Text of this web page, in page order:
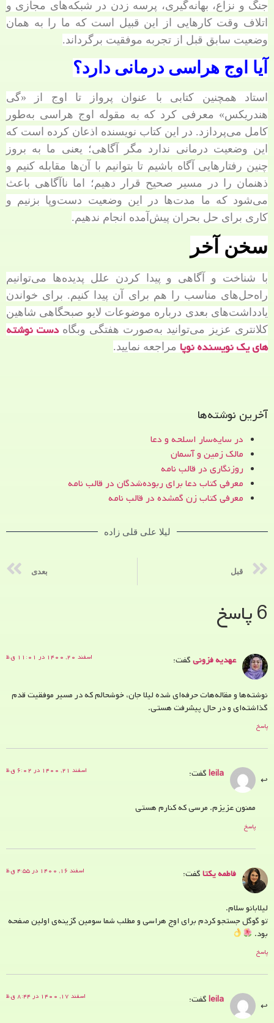
جنگ و نزاع، بهانه‌گیری، پرسه زدن در شبکه‌های مجازی و
اتلاف وقت کارهایی از این قبیل است که ما را به همان
وضعیت سابق قبل از تجربه موفقیت برگرداند.
آیا اوج هراسی درمانی دارد؟
استاد همچنین کتابی با عنوان پرواز تا اوج از «گی
هندریکس» معرفی کرد که به مقوله اوج هراسی به‌طور
کامل می‌پردازد. در این کتاب نویسنده اذعان کرده است که
این وضعیت درمانی ندارد مگر آگاهی؛ یعنی ما به بروز
چنین رفتارهایی آگاه باشیم تا بتوانیم با آن‌ها مقابله کنیم و
ذهنمان را در مسیر صحیح قرار دهیم؛ اما ناآگاهی باعث
می‌شود که ما مدت‌ها در این وضعیت دست‌وپا بزنیم و
کاری برای حل بحران پیش‌آمده انجام ندهیم.
سخن آخر
با شناخت و آگاهی و پیدا کردن علل پدیده‌ها می‌توانیم
راه‌حل‌های مناسب را هم برای آن پیدا کنیم. برای خواندن
یادداشت‌های بعدی درباره موضوعات لایو صبحگاهی شاهین
کلانتری عزیز می‌توانید به‌صورت هفتگی وبگاه دست نوشته
های یک نویسنده نوپا مراجعه نمایید.
آخرین نوشته‌ها
در سایه‌سار اسلحه و دعا
مالک زمین و آسمان
روزنگاری در قالب نامه
معرفی کتاب دعا برای ربوده‌شدگان در قالب نامه
معرفی کتاب زن‌ گمشده در قالب نامه
لیلا علی قلی زاده
قبل بعدی
6 پاسخ
عهدیه فزونیگفت: اسفند ۲۰, ۱۴۰۰ در ۱۱:۰۱ ق.ظ
نوشته‌ها و مقاله‌هات حرفه‌ای شده لیلا جان، خوشحالم که در مسیر موفقیت قدم
گذاشته‌ای و در حال پیشرفت هستی.
پاسخ
leilaگفت: اسفند ۲۱, ۱۴۰۰ در ۶:۰۲ ق.ظ
ممنون عزیزم. مرسی که کنارم هستی
پاسخ
فاطمه یکتاگفت: اسفند ۱۶, ۱۴۰۰ در ۴:۵۵ ق.ظ
لیلابانو سلام.
تو گوگل جستجو کردم برای اوج هراسی و مطلب شما سومین گزینه‌ی اولین صفحه
بود.
پاسخ
leilaگفت: اسفند ۱۷, ۱۴۰۰ در ۸:۴۴ ق.ظ